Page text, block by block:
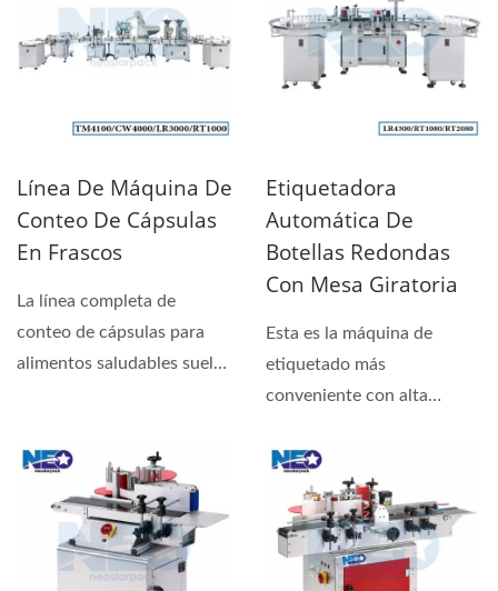
Línea De Máquina De
Conteo De Cápsulas
En Frascos
La línea completa de
conteo de cápsulas para
alimentos saludables suele
Etiquetadora
Automática De
Botellas Redondas
Con Mesa Giratoria
Esta es la máquina de
etiquetado más
conveniente con alta
precisa....